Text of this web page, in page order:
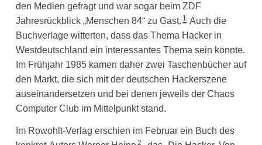
den Medien gefragt und war sogar beim ZDF
Jahresrückblick „Menschen 84“ zu Gast. 1 Auch die
Buchverlage witterten, dass das Thema Hacker in
Westdeutschland ein interessantes Thema sein könnte.
Im Frühjahr 1985 kamen daher zwei Taschenbücher auf
den Markt, die sich mit der deutschen Hackerszene
auseinandersetzen und bei denen jeweils der Chaos
Computer Club im Mittelpunkt stand.
Im Rowohlt-Verlag erschien im Februar ein Buch des
2